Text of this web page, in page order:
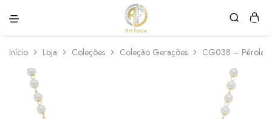
Force
personalizadas
Início Loja Coleções Coleção Gerações CG038 – Pérolas